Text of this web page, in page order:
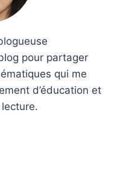
pour partager
qui me
d’éducation et